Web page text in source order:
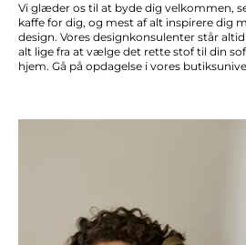
Vi glæder os til at byde dig velkommen,
kaffe for dig, og mest af alt inspirere dig
design. Vores designkonsulenter står
alt lige fra at vælge det rette stof til din
hjem. Gå på opdagelse i vores